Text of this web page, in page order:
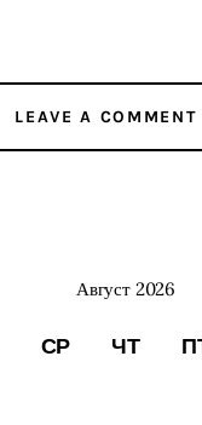
LEAVE A COMMENT
Август 2026
СР ЧТ